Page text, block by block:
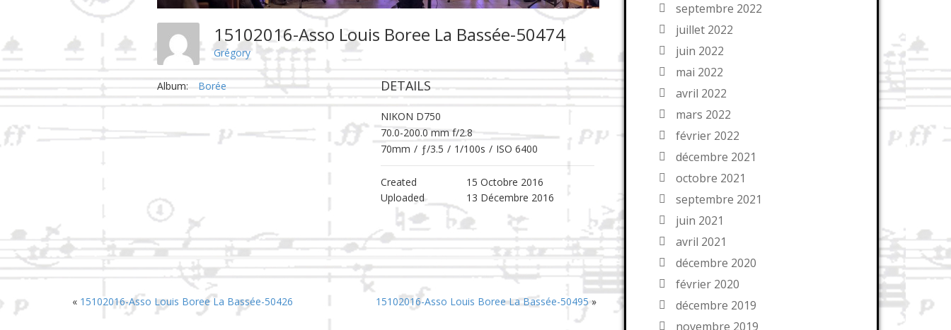
15102016-Asso Louis Boree La Bassée-50474
Grégory
Album: Borée DETAILS
NIKON D750
70.0-200.0 mm f/2.8
70mm / ƒ/3.5 / 1/100s / ISO 6400
Created
15 Octobre 2016
Uploaded
13 Décembre 2016
« 15102016-Asso Louis Boree La Bassée-50426 15102016-Asso Louis Boree La Bassée-50495»
septembre 2022
juillet 2022
juin 2022
mai 2022
avril 2022
mars 2022
février 2022
décembre 2021
octobre 2021
septembre 2021
juin 2021
avril 2021
décembre 2020
février 2020
décembre 2019
novembre 2019